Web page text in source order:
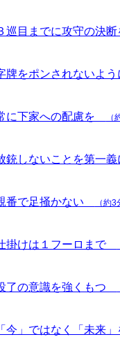
巡目までに攻守の決
牌をポンされないよ
に下家への配慮を （
銃しないことを第一
番で足掻かない （約3
掛けは１フーロまで
了の意識を強くもつ
今」ではなく「未来